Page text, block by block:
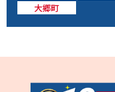
大郷町